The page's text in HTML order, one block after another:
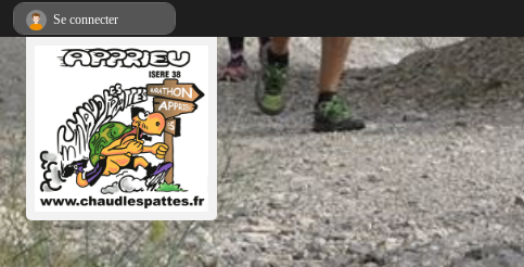
Se connecter
Panneau de gestion des cookies